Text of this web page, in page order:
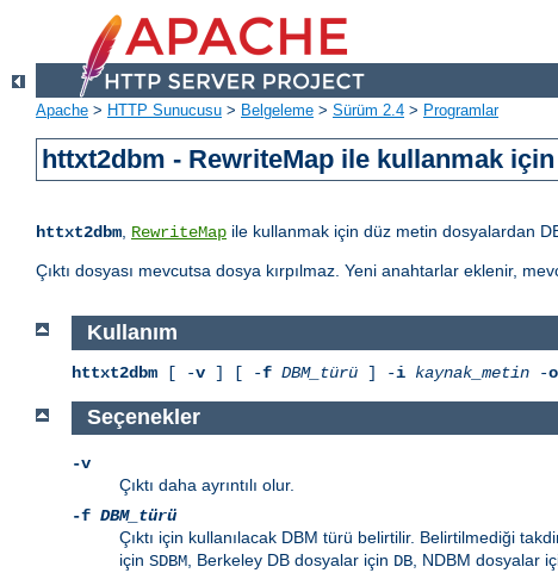
Apache > HTTP Sunucusu > Belgeleme > Sürüm 2.4 > Programlar
httxt2dbm - RewriteMap ile kullanmak
httxt2dbm, RewriteMap ile kullanmak için düz metin dosyalardan
Çıktı dosyası mevcutsa dosya kırpılmaz. Yeni anahtarlar eklenir,
Kullanım
httxt2dbm [ -v ] [ -f DBM_türü ] -i kaynak_metin -o
Seçenekler
-v
Çıktı daha ayrıntılı olur.
-f DBM_türü
Çıktı için kullanılacak DBM türü belirtilir. Belirtilmediği
için SDBM , Berkeley DB dosyalar için DB , NDBM dosyalar